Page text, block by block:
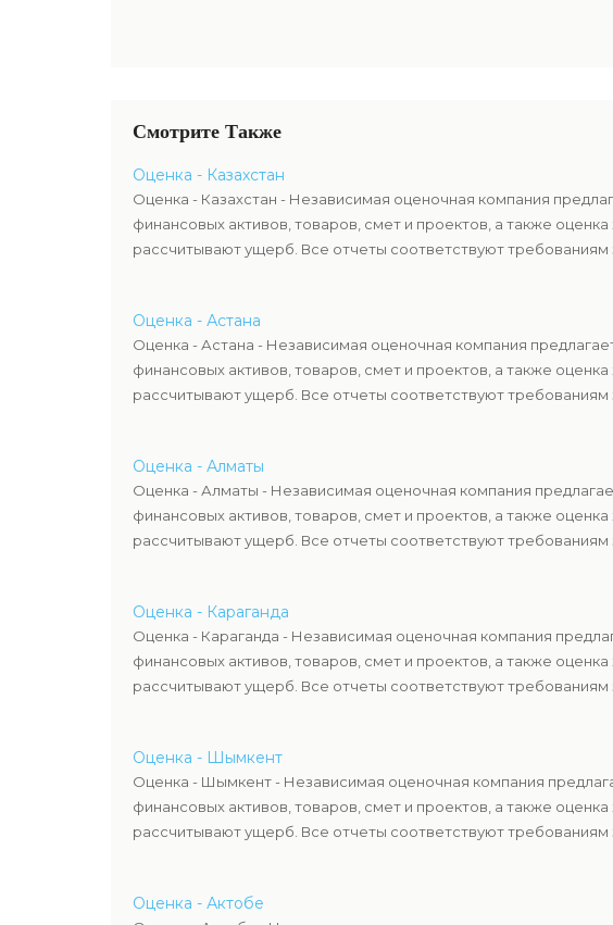
Смотрите Также
Оценка - Казахстан
Оценка - Казахстан - Независимая оценочная компания
финансовых активов, товаров, смет и проектов, а также
рассчитывают ущерб. Все отчеты соответствуют требованиям
Оценка - Астана
Оценка - Астана - Независимая оценочная компания
финансовых активов, товаров, смет и проектов, а также
рассчитывают ущерб. Все отчеты соответствуют требованиям
Оценка - Алматы
Оценка - Алматы - Независимая оценочная компания
финансовых активов, товаров, смет и проектов, а также
рассчитывают ущерб. Все отчеты соответствуют требованиям
Оценка - Караганда
Оценка - Караганда - Независимая оценочная компания
финансовых активов, товаров, смет и проектов, а также
рассчитывают ущерб. Все отчеты соответствуют требованиям
Оценка - Шымкент
Оценка - Шымкент - Независимая оценочная компания
финансовых активов, товаров, смет и проектов, а также
рассчитывают ущерб. Все отчеты соответствуют требованиям
Оценка - Актобе